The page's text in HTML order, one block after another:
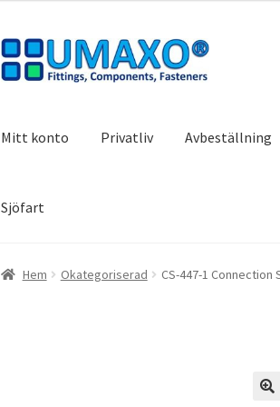
Hoppa
till
Hoppa
till
Mitt konto Privatliv Avbeställning
Sjöfart
Hem Avbeställning AvtryckDra dig ur
Hem Okategoriserad CS-447-1 Connection